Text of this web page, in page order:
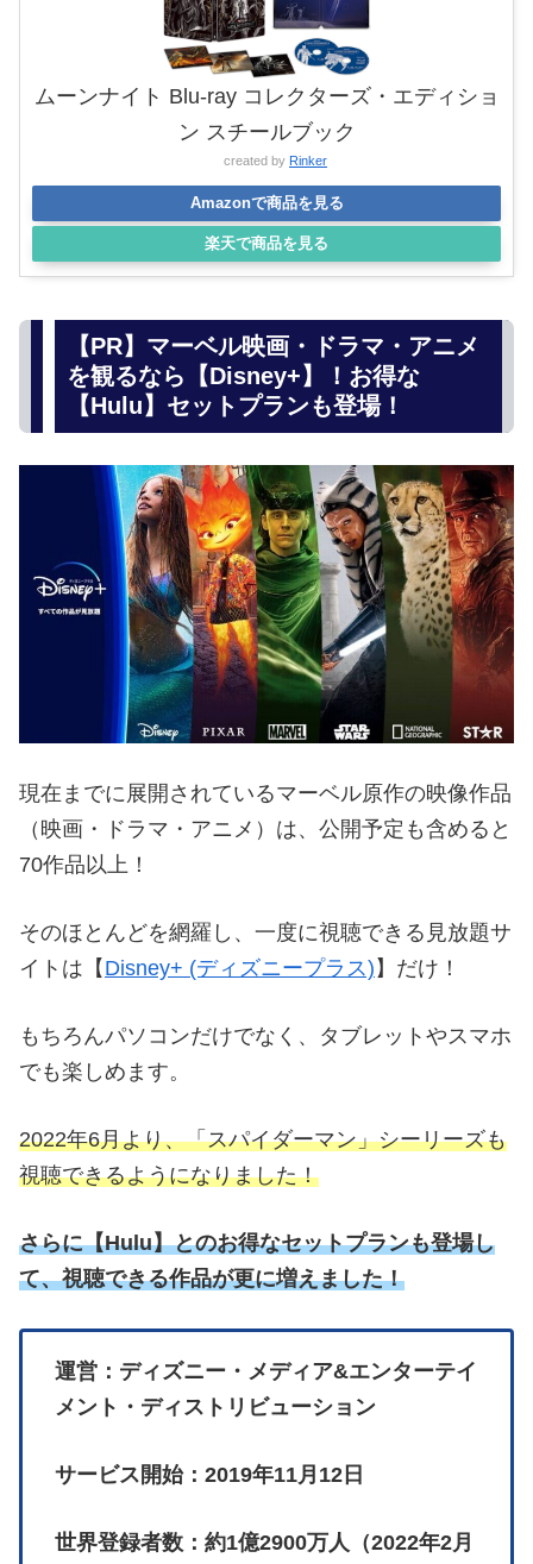
ムーンナイト Blu-ray コレクターズ・エディショ
ン スチールブック
created by Rinker
Amazonで商品を見る
楽天で商品を見る
【PR】マーベル映画・ドラマ・アニメ
を観るなら【Disney+】！お得な
【Hulu】セットプランも登場！
現在までに展開されているマーベル原作の映像作品
（映画・ドラマ・アニメ）は、公開予定も含めると
70作品以上！
そのほとんどを網羅し、一度に視聴できる見放題サ
イトは【 Disney+ (ディズニープラス) 】だけ！
もちろんパソコンだけでなく、タブレットやスマホ
でも楽しめます。
2022年6月より、「スパイダーマン」シーリーズも
視聴できるようになりました！
さらに【Hulu】とのお得なセットプランも登場し
て、視聴できる作品が更に増えました！
運営：ディズニー・メディア&エンターテイ
メント・ディストリビューション
サービス開始：2019年11月12日
世界登録者数：約1億2900万人（2022年2月